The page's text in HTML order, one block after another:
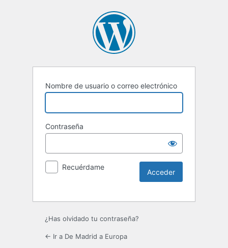
Nombre de usuario o correo electrónico
Contraseña
Recuérdame
¿Has olvidado tu contraseña?
← Ir a De Madrid a Europa